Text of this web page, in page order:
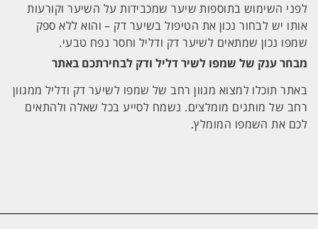
לפני השימוש בתוספות שיער שמכבידות על השיער וקורעות
אותו יש לבחור נכון את הטיפול בשיער דק – והוא ללא ספק
שמפו נכון שמתאים לשיער דק ודליל וחסר נפח טבעי.
מבחר ענק של שמפו לשיר דליל ודק לבחירתכם באתר
באתר תוכלו למצוא מגוון רחב של שמפו לשיער דק ודליל ממגוון
רחב של מותגים מומלצים. נשמח לסייע בכל שאלה ולהתאים
לכם את השמפו המומלץ.